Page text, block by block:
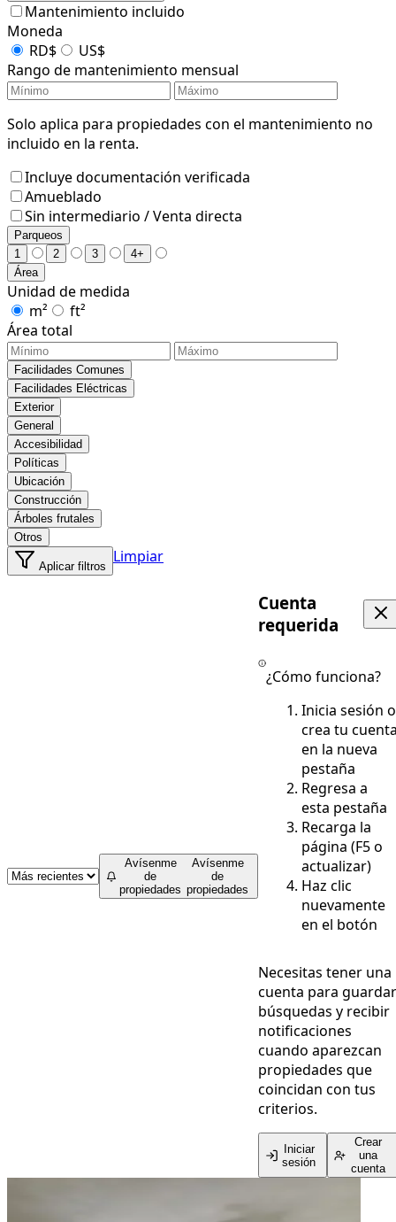
Mantenimiento incluido
Moneda
RD$
US$
Rango de mantenimiento mensual
Solo aplica para propiedades con el mantenimiento no
incluido en la renta.
Incluye documentación verificada
Amueblado
Sin intermediario / Venta directa
Parqueos
1
2 3
4+
Área
Unidad de medida
m²
ft²
Área total
Facilidades Comunes
Facilidades Eléctricas
Exterior
General
Accesibilidad
Políticas
Ubicación
Construcción
Árboles frutales
Otros
Aplicar filtros
Limpiar
Avísenme
de
propiedades
Avísenme
de
propiedades
Cuenta
requerida
¿Cómo funciona?
Inicia sesión o
crea tu
en la nueva
pestaña
Regresa a
esta pestaña
Recarga la
página (F5 o
actualizar)
Haz clic
nuevamente
en el botón
Necesitas tener una
cuenta para guardar
búsquedas y recibir
notificaciones
cuando aparezcan
propiedades que
coincidan con tus
criterios.
Iniciar
sesión
Crear
una
cuenta